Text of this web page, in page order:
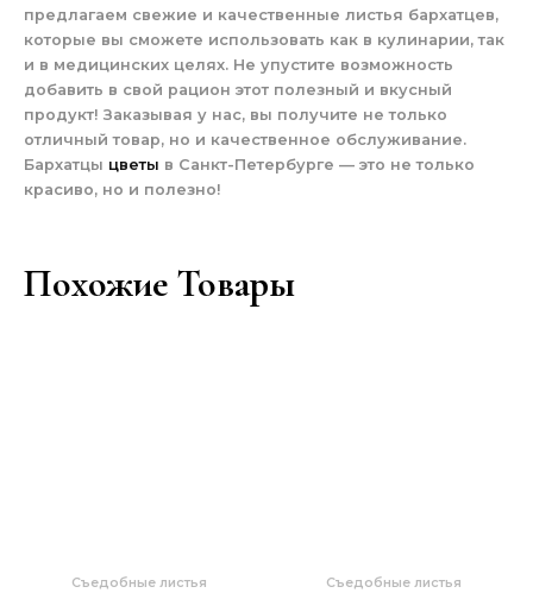
предлагаем свежие и качественные листья бархатцев,
которые вы сможете использовать как в кулинарии, так
и в медицинских целях. Не упустите возможность
добавить в свой рацион этот полезный и вкусный
продукт! Заказывая у нас, вы получите не только
отличный товар, но и качественное обслуживание.
Бархатцы цветы в Санкт-Петербурге — это не только
красиво, но и полезно!
Похожие Товары
Съедобные листья Съедобные листья